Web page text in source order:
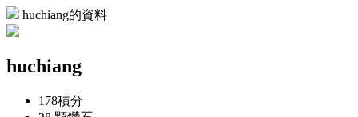
huchiang的資料
huchiang
178積分